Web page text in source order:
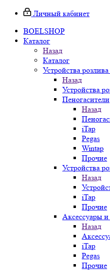
Личный кабинет
BOELSHOP
Каталог
Назад
Каталог
Устройства
Назад
Устройства
Пеногасители
Назад
iTap
Pegas
Wintap
Прочие
Устройства
Назад
iTap
Прочие
Аксессуары
Назад
iTap
Pegas
Прочие